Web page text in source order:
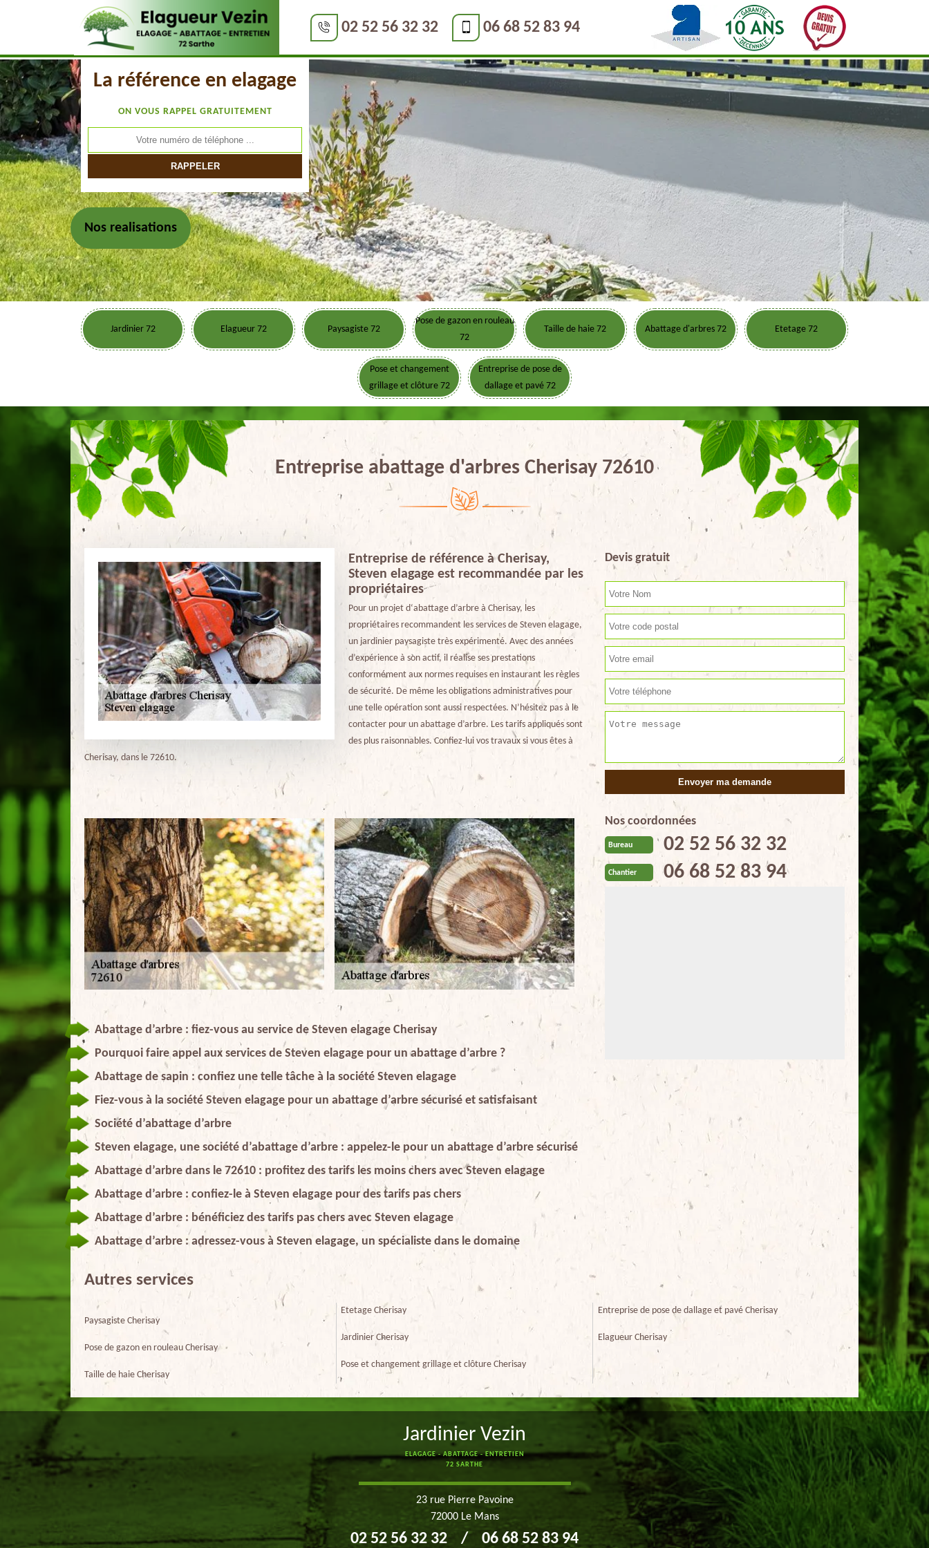
02 52 56 32 32 06 68 52 83 94
La référence en elagage
ON VOUS RAPPEL GRATUITEMENT
Nos realisations
Jardinier 72 Elagueur 72 Paysagiste 72
Pose de gazon en rouleau
72
Taille de haie 72 Abattage d'arbres 72 Etetage 72
Pose et changement
grillage et clôture 72
Entreprise de pose de
dallage et pavé 72
Entreprise abattage d'arbres Cherisay 72610
Entreprise de référence à Cherisay,
Steven elagage est recommandée par les
propriétaires
Pour un projet d‘abattage d’arbre à Cherisay, les
propriétaires recommandent les services de Steven elagage,
un jardinier paysagiste très expérimenté. Avec des années
d’expérience à son actif, il réalise ses prestations
conformément aux normes requises en instaurant les règles
de sécurité. De même les obligations administratives pour
une telle opération sont aussi respectées. N’hésitez pas à le
contacter pour un abattage d’arbre. Les tarifs appliqués sont
des plus raisonnables. Confiez-lui vos travaux si vous êtes à
Cherisay, dans le 72610.
Abattage d’arbre : fiez-vous au service de Steven elagage Cherisay
Pourquoi faire appel aux services de Steven elagage pour un abattage d’arbre ?
Abattage de sapin : confiez une telle tâche à la société Steven elagage
Fiez-vous à la société Steven elagage pour un abattage d’arbre sécurisé et satisfaisant
Société d’abattage d’arbre
Steven elagage, une société d’abattage d’arbre : appelez-le pour un abattage d’arbre sécurisé
Abattage d’arbre dans le 72610 : profitez des tarifs les moins chers avec Steven elagage
Abattage d’arbre : confiez-le à Steven elagage pour des tarifs pas chers
Abattage d’arbre : bénéficiez des tarifs pas chers avec Steven elagage
Abattage d’arbre : adressez-vous à Steven elagage, un spécialiste dans le domaine
Devis gratuit
Nos coordonnées
Bureau 02 52 56 32 32
Chantier 06 68 52 83 94
Autres services
Paysagiste Cherisay
Pose de gazon en rouleau Cherisay
Taille de haie Cherisay
Etetage Cherisay
Jardinier Cherisay
Pose et changement grillage et clôture Cherisay
Entreprise de pose de dallage et pavé Cherisay
Elagueur Cherisay
Jardinier Vezin
ELAGAGE - ABATTAGE - ENTRETIEN
72 SARTHE
23 rue Pierre Pavoine
72000 Le Mans
02 52 56 32 32 / 06 68 52 83 94